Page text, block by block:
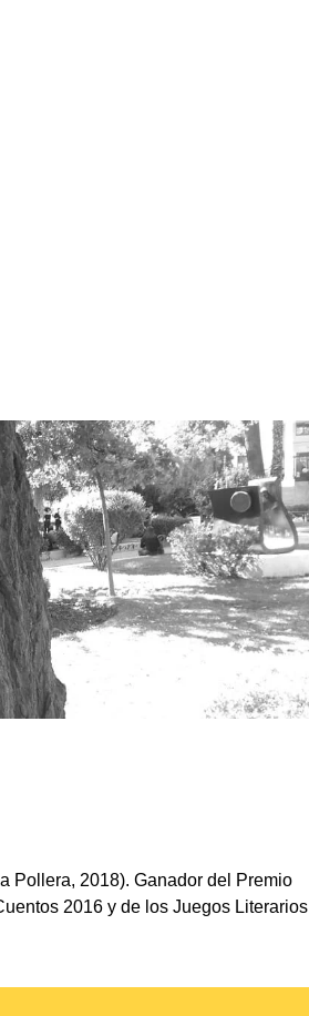
Pollera, 2018). Ganador del Premio
2016 y de los Juegos Literarios